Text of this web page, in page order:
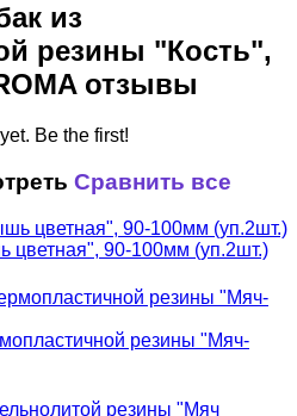
из
резины "Кость",
отзывы
Be the first!
Сравнить все
цветная", 90-100мм (уп.2шт.)
резины "Мяч-